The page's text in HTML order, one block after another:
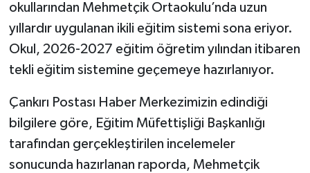
okullarından Mehmetçik Ortaokulu’nda uzun
yıllardır uygulanan ikili eğitim sistemi sona eriyor.
Okul, 2026-2027 eğitim öğretim yılından itibaren
tekli eğitim sistemine geçemeye hazırlanıyor.
Çankırı Postası Haber Merkezimizin edindiği
bilgilere göre, Eğitim Müfettişliği Başkanlığı
tarafından gerçekleştirilen incelemeler
sonucunda hazırlanan raporda, Mehmetçik